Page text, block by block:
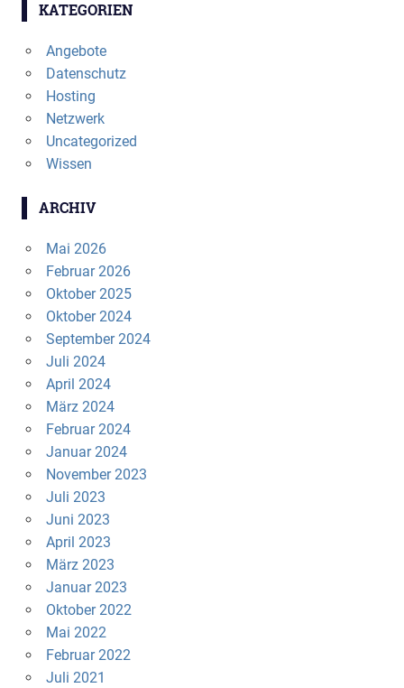
KATEGORIEN
Angebote
Datenschutz
Hosting
Netzwerk
Uncategorized
Wissen
ARCHIV
Mai 2026
Februar 2026
Oktober 2025
Oktober 2024
September 2024
Juli 2024
April 2024
März 2024
Februar 2024
Januar 2024
November 2023
Juli 2023
Juni 2023
April 2023
März 2023
Januar 2023
Oktober 2022
Mai 2022
Februar 2022
Juli 2021